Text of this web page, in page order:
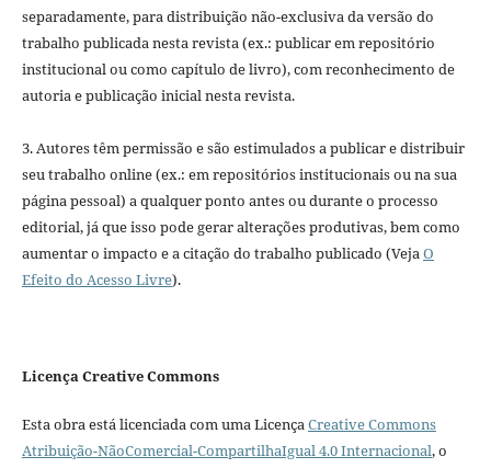
separadamente, para distribuição não-exclusiva da versão do
trabalho publicada nesta revista (ex.: publicar em repositório
institucional ou como capítulo de livro), com reconhecimento de
autoria e publicação inicial nesta revista.
3. Autores têm permissão e são estimulados a publicar e distribuir
seu trabalho online (ex.: em repositórios institucionais ou na sua
página pessoal) a qualquer ponto antes ou durante o processo
editorial, já que isso pode gerar alterações produtivas, bem como
aumentar o impacto e a citação do trabalho publicado (VejaO
Efeito do Acesso Livre).
Licença Creative Commons
Esta obra está licenciada com uma LicençaCreative Commons
Atribuição-NãoComercial-CompartilhaIgual 4.0 Internacional, o